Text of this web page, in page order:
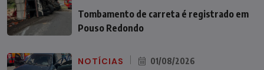
Tombamento de carreta é registrado em
Pouso Redondo
NOTÍCIAS 01/08/2026